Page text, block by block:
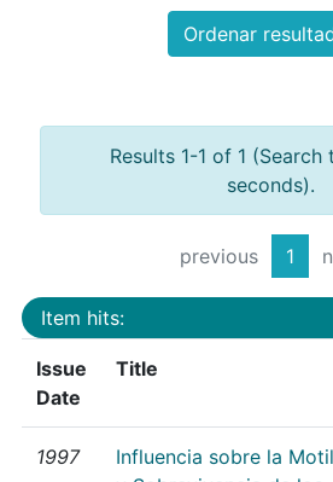
Ordenar
Results 1-1 of 1 (Search
seconds).
previous 1
Item hits:
Issue
Date
Title
1997
Influencia sobre la